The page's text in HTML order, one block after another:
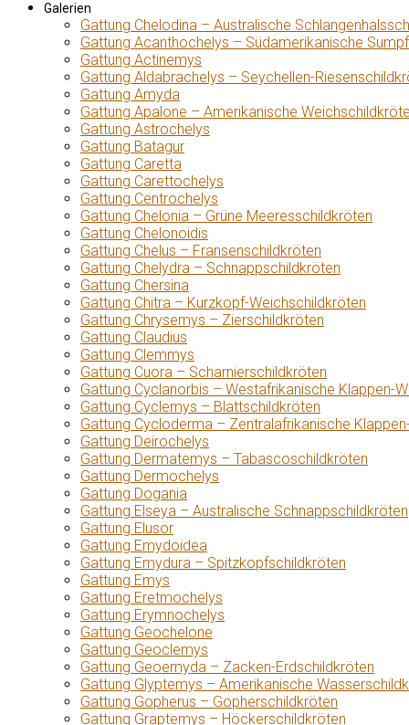
Galerien
Gattung Chelodina – Australische
Gattung Acanthochelys – Südamerikanische
Gattung Actinemys
Gattung Aldabrachelys – Seychellen-
Gattung Amyda
Gattung Apalone – Amerikanische
Gattung Astrochelys
Gattung Batagur
Gattung Caretta
Gattung Carettochelys
Gattung Centrochelys
Gattung Chelonia – Grüne Meeresschildkröten
Gattung Chelonoidis
Gattung Chelus – Fransenschildkröten
Gattung Chelydra – Schnappschildkröten
Gattung Chersina
Gattung Chitra – Kurzkopf-Weichschildkröten
Gattung Chrysemys – Zierschildkröten
Gattung Claudius
Gattung Clemmys
Gattung Cuora – Scharnierschildkröten
Gattung Cyclanorbis – Westafrikanische Klappen-
Gattung Cyclemys – Blattschildkröten
Gattung Cycloderma – Zentralafrikanische
Gattung Deirochelys
Gattung Dermatemys – Tabascoschildkröten
Gattung Dermochelys
Gattung Dogania
Gattung Elseya – Australische Schnappschildkröten
Gattung Elusor
Gattung Emydoidea
Gattung Emydura – Spitzkopfschildkröten
Gattung Emys
Gattung Eretmochelys
Gattung Erymnochelys
Gattung Geochelone
Gattung Geoclemys
Gattung Geoemyda – Zacken-Erdschildkröten
Gattung Glyptemys – Amerikanische
Gattung Gopherus – Gopherschildkröten
Gattung Graptemys – Höckerschildkröten